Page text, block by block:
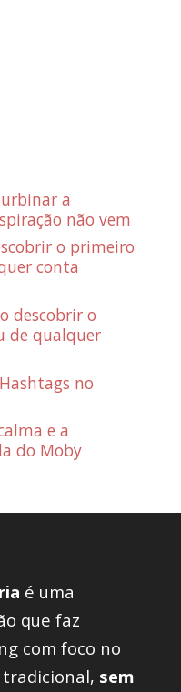
a
não vem
o primeiro
conta
descobrir o
de qualquer
no
e a
do Moby
é uma
que faz
com foco no
sem